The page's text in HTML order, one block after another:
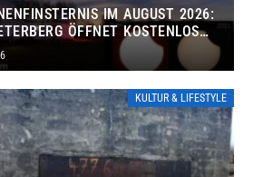
IM AUGUST 2026:
ÖFFNET KOSTENLOS
KULTUR & LIFESTYLE